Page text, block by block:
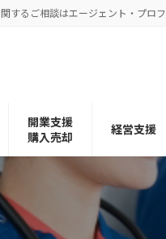
するご相談はエージェント・プロ
開業支援
購入売却
経営支援